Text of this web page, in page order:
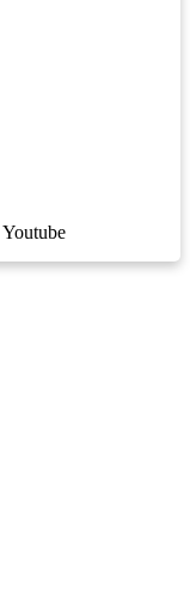
Youtube